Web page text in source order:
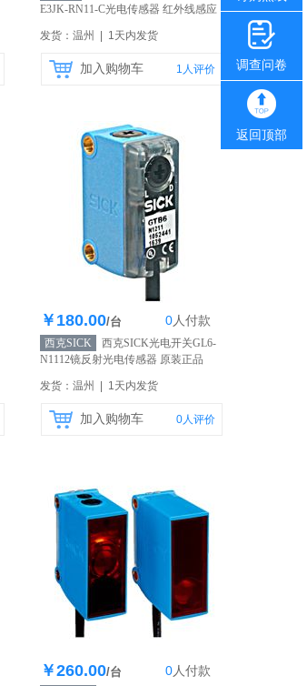
E3JK-RN11-C光电传感器 红外线感应
发货：温州 | 1天内发货
加入购物车 1 人评价
库存200个
￥180.00/台 0人付款
西克SICK
西克SICK光电开关GL6-
N1112镜反射光电传感器 原装正品
发货：温州 | 1天内发货
加入购物车 0人评价
库存200个
￥260.00/台 0人付款
调查问卷
返回顶部